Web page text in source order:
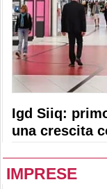
Igd Siiq:
una crescita
IMPRESE